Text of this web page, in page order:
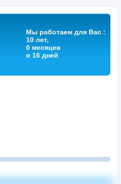
Мы работаем для Вас :
10 лет,
0 месяцев
и 16 дней